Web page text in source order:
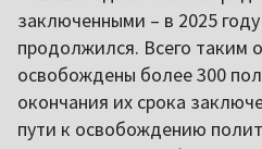
заключенными – в 2025
продолжился. Всего таким
освобождены более 300
окончания их срока
пути к освобождению